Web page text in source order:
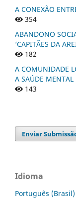
A CONEXÃO
354
ABANDONO
‘CAPITÃES DA
182
A COMUNIDADE
A SAÚDE MENTAL
143
Enviar
Idioma
Português (Brasil)